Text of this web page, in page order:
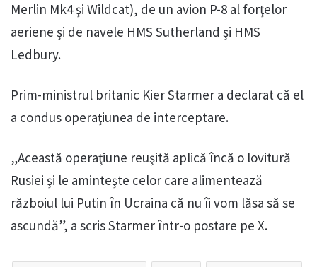
Merlin Mk4 şi Wildcat), de un avion P-8 al forţelor
aeriene şi de navele HMS Sutherland şi HMS
Ledbury.
Prim-ministrul britanic Kier Starmer a declarat că el
a condus operaţiunea de interceptare.
„Această operaţiune reuşită aplică încă o lovitură
Rusiei şi le aminteşte celor care alimentează
războiul lui Putin în Ucraina că nu îi vom lăsa să se
ascundă”, a scris Starmer într-o postare pe X.